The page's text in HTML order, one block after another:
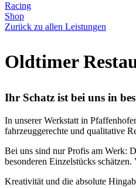
Racing
Shop
Zurück zu allen Leistungen
Oldtimer
Ihr Schatz ist bei uns in
In unserer Werkstatt in
fahrzeuggerechte und qualitative
Bei uns sind nur Profis am Werk:
besonderen Einzelstücks
Kreativität und die absolute